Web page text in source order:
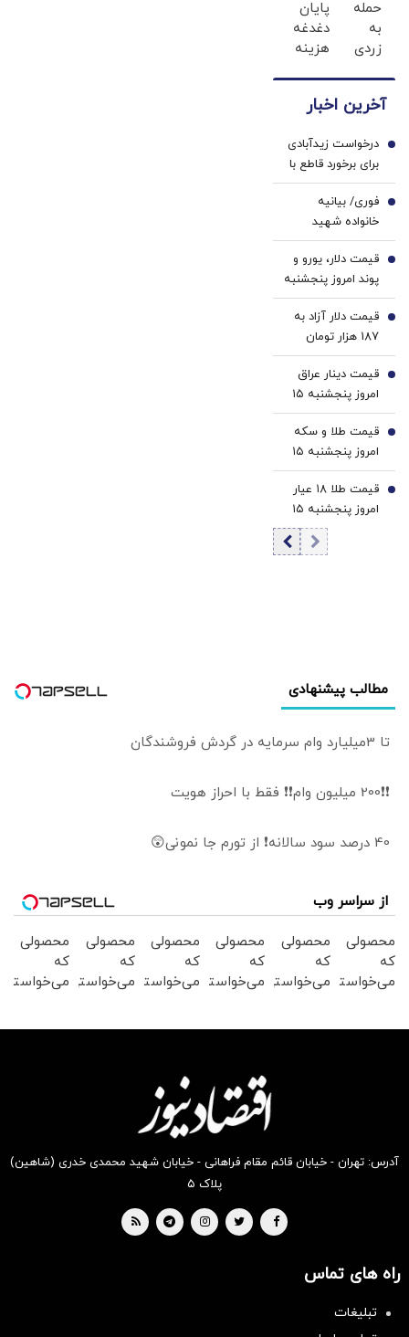
جدید،ثبت
نام کن
احراز
هویت
حمله
به
زردی
ژل
کننده
دندان!
خرید40%تخفیف
پایان
دغدغه
هزینه
پزشکی
سفید
کننده
خانگی
آخرین اخبار
درخواست زیدآبادی
برای برخورد قاطع با
خرازی/ مصونیت
تندروها از کجا
می‌آید؟
1
فوری/ بیانیه
خانواده شهید
لاریجانی در واکنش
به ادعای جنجالی
سردار کوثری
2
قیمت دلار، یورو و
پوند امروز پنجشنبه
۱۵ مرداد 1405/
کاهش قیمت دلار و
یورو
3
قیمت دلار آزاد به
187 هزار تومان
رسید
4
قیمت دینار عراق
امروز پنجشنبه ۱۵
مرداد 1405/ کاهش
قیمت دینار
5
قیمت طلا و سکه
امروز پنجشنبه ۱۵
مرداد ۱۴۰۵/افزایش
قیمت طلا و سکه
6
قیمت طلا ۱۸ عیار
امروز پنجشنبه ۱۵
مرداد ۱۴۰۵/افزایش
7
مطالب پیشنهادی
تا 3میلیارد وام سرمایه در گردش فروشندگان
❗❗200 میلیون وام❗❗ فقط با احراز هویت
40 درصد سود سالانه❗ از تورم جا نمونی😲
از سراسر وب
محصولی
که
می‌خواستی
محصولی
که
می‌خواستی
محصولی
که
می‌خواستی
بخر !
محصولی
که
می‌خواستی
بخر !
محصولی
که
می‌خواستی
محصولی
که
می‌خواستی
آدرس: تهران - خیابان قائم مقام فراهانی - خیابان شهید محمدی خدری (شاهین)
پلاک ۵
راه های تماس
تبلیغات